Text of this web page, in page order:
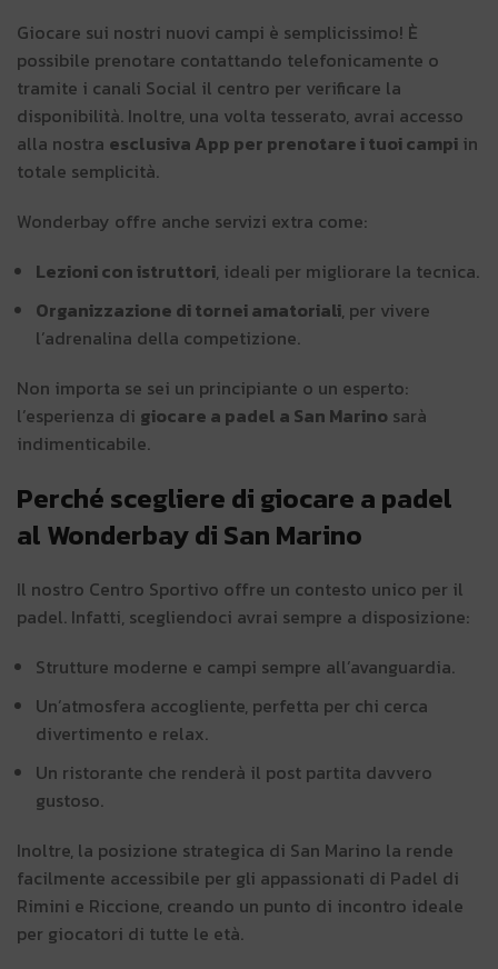
Giocare sui nostri nuovi campi è semplicissimo! È
possibile prenotare contattando telefonicamente o
tramite i canali Social il centro per verificare la
disponibilità. Inoltre, una volta tesserato, avrai accesso
alla nostra esclusiva App per prenotare i tuoi campi in
totale semplicità.
Wonderbay offre anche servizi extra come:
Lezioni con istruttori, ideali per migliorare la tecnica.
Organizzazione di tornei amatoriali, per vivere
l’adrenalina della competizione.
Non importa se sei un principiante o un esperto:
l’esperienza di giocare a padel a San Marino sarà
indimenticabile.
Perché scegliere di giocare a padel
al Wonderbay di San Marino
Il nostro Centro Sportivo offre un contesto unico per il
padel. Infatti, scegliendoci avrai sempre a disposizione:
Strutture moderne e campi sempre all’avanguardia.
Un’atmosfera accogliente, perfetta per chi cerca
divertimento e relax.
Un ristorante che renderà il post partita davvero
gustoso.
Inoltre, la posizione strategica di San Marino la rende
facilmente accessibile per gli appassionati di Padel di
Rimini e Riccione, creando un punto di incontro ideale
per giocatori di tutte le età.